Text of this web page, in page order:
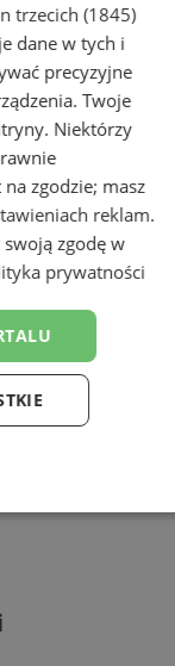
trzecich (1845)
dane w tych i
precyzyjne
Twoje
Niektórzy
zgodzie; masz
reklam.
zgodę w
prywatności
Targetowanie